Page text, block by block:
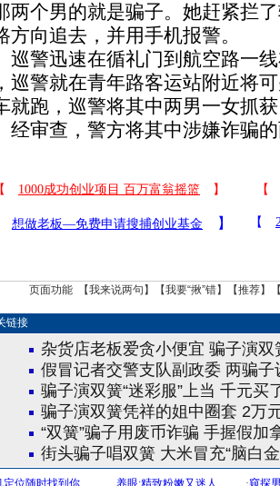
两个男的就是骗子。她赶紧拦
方向追去，并用手机报警。
迅速在循礼门到航空路一线
巡警就在青年路客运站附近将
就跑，巡警将其中两男一女抓
查，警方将其中涉嫌诈骗的
页面功能 【我来说两句 】【我要“揪”错】【推荐】
链接
杂货店老板爱贪小便宜 骗子演双
假冒记者交警支队副政委 两骗子
骗子演双簧“迷彩服”上当 千元买
骗子演双簧凭祥的姐中圈套 2万
“双簧”骗子用废币诈骗 手握假加
街头骗子唱双簧 大米冒充“脑白